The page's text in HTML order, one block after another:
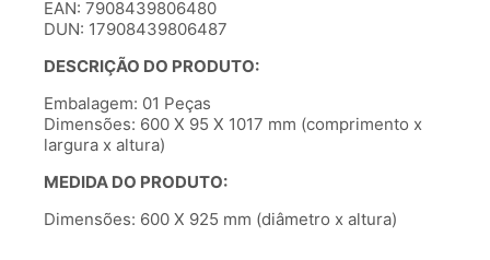
EAN: 7908439806480
DUN: 17908439806487
DESCRIÇÃO DO PRODUTO:
Embalagem: 01 Peças
Dimensões: 600 X 95 X 1017 mm (comprimento x
largura x altura)
MEDIDA DO PRODUTO:
Dimensões: 600 X 925 mm (diâmetro x altura)